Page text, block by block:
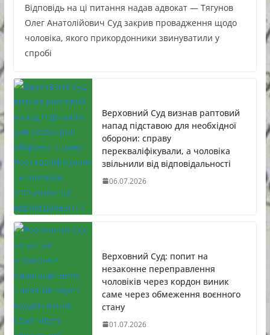
Відповідь на ці питання надав адвокат — Тягунов
Олег Анатолійович Суд закрив провадження щодо
чоловіка, якого прикордонники звинуватили у
спробі
Верховний Суд визнав раптовий
напад підставою для необхідної
оборони: справу
перекваліфікували, а чоловіка
звільнили від відповідальності
06.07.2026
Верховний Суд: попит на
незаконне переправлення
чоловіків через кордон виник
саме через обмеження воєнного
стану
01.07.2026